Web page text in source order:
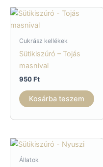
Cukrász kellékek
Sütikiszúró – Tojás
masnival
950Ft
Kosárba teszem
Állatok